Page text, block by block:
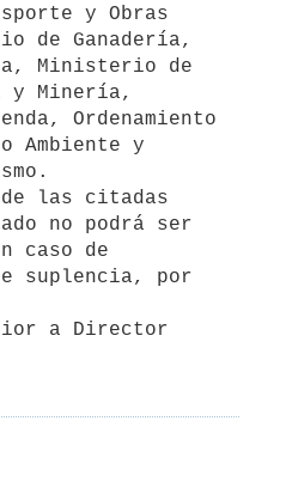
y Obras
de Ganadería,
Ministerio de
y Minería,
Ordenamiento
Ambiente y
las citadas
no podrá ser
caso de
suplencia, por
a Director